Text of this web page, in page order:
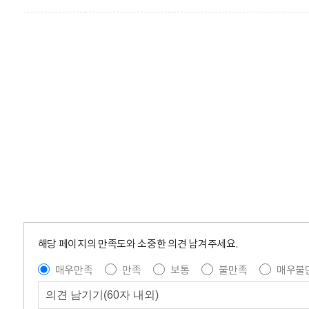
해당 페이지의 만족도와 소중한 의견 남겨주세요.
매우만족
만족 보통 불만족 매우불